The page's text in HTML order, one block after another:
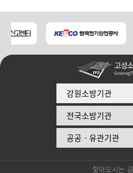
강원소방기관
전국소방기관
공공ㆍ유관기관
찾아오시는 길